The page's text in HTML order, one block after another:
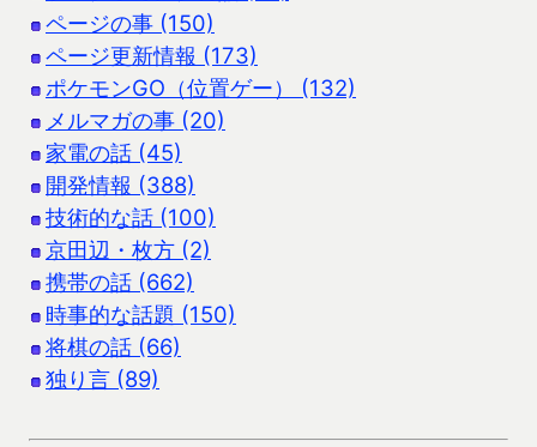
ページの事 (150)
ページ更新情報 (173)
ポケモンGO（位置ゲー） (132)
メルマガの事 (20)
家電の話 (45)
開発情報 (388)
技術的な話 (100)
京田辺・枚方 (2)
携帯の話 (662)
時事的な話題 (150)
将棋の話 (66)
独り言 (89)